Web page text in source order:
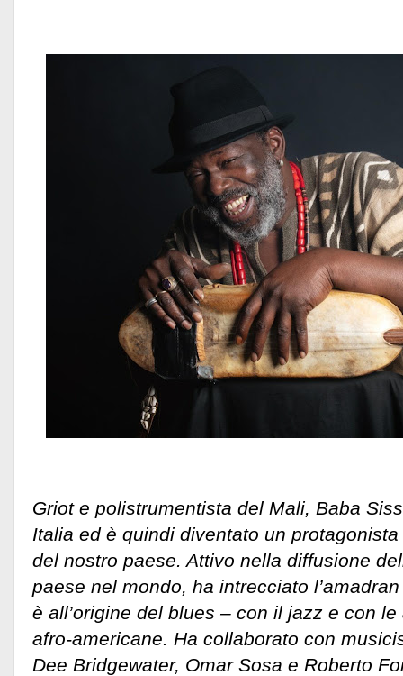
Griot e polistrumentista del Mali, Baba
Italia ed è quindi diventato un
del nostro paese. Attivo nella diffusione
paese nel mondo, ha intrecciato
è all’origine del blues – con il jazz e con
afro-americane. Ha collaborato con
Dee Bridgewater, Omar Sosa e Roberto